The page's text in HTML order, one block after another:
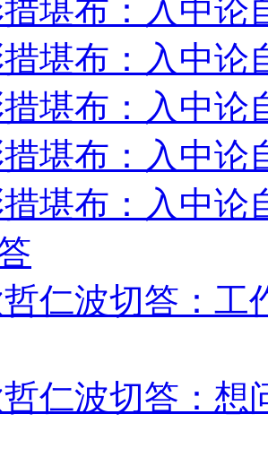
堪布：入中论
堪布：入中论
堪布：入中论
堪布：入中论
堪布：入中论
仁波切答：工
仁波切答：想